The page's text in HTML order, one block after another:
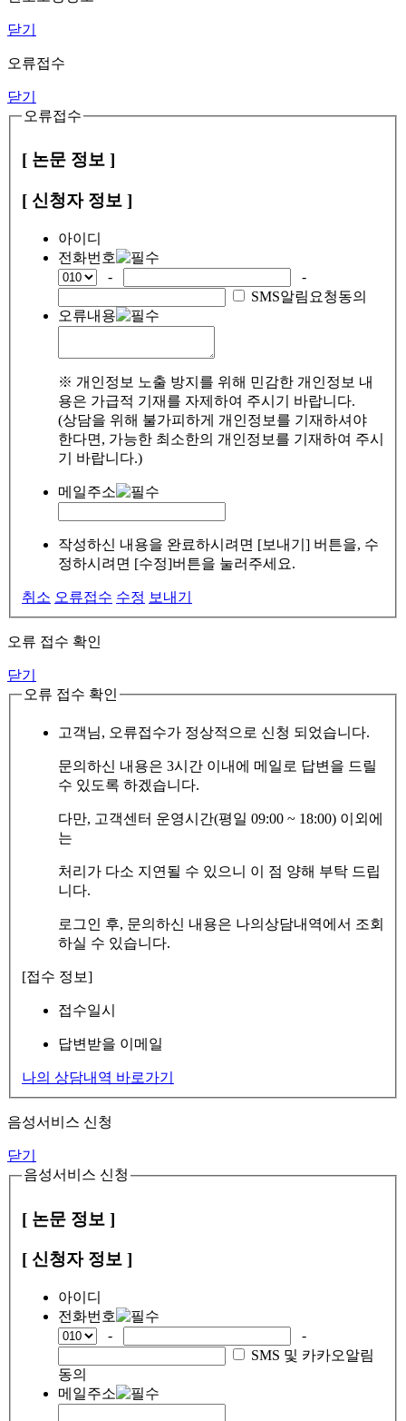
닫기
오류접수
닫기
오류접수
[ 논문 정보 ]
[ 신청자 정보 ]
아이디
전화번호
-
-
SMS알림요청동의
오류내용
※ 개인정보 노출 방지를 위해 민감한 개인정보 내
용은 가급적 기재를 자제하여 주시기 바랍니다.
(상담을 위해 불가피하게 개인정보를 기재하셔야
한다면, 가능한 최소한의 개인정보를 기재하여 주시
기 바랍니다.)
메일주소
작성하신 내용을 완료하시려면 [보내기] 버튼을, 수
정하시려면 [수정]버튼을 눌러주세요.
취소 오류접수 수정 보내기
오류 접수 확인
닫기
오류 접수 확인
고객님, 오류접수가 정상적으로 신청 되었습니다.
문의하신 내용은 3시간 이내에 메일로 답변을 드릴
수 있도록 하겠습니다.
다만, 고객센터 운영시간(평일 09:00 ~ 18:00) 이외에
는
처리가 다소 지연될 수 있으니 이 점 양해 부탁 드립
니다.
로그인 후, 문의하신 내용은 나의상담내역에서 조회
하실 수 있습니다.
[접수 정보]
접수일시
답변받을 이메일
나의 상담내역 바로가기
음성서비스 신청
닫기
음성서비스 신청
[ 논문 정보 ]
[ 신청자 정보 ]
아이디
전화번호
-
-
SMS 및 카카오알림
동의
메일주소